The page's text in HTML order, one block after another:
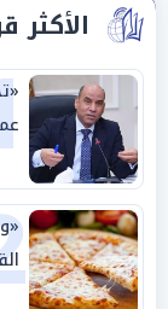
الأكثر